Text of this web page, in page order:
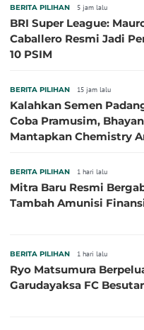
BERITA PILIHAN 5 jam lalu
BRI Super League:
Caballero Resmi Jadi
10 PSIM
BERITA PILIHAN 15 jam lalu
Kalahkan Semen
Coba Pramusim,
Mantapkan Chemistry
BERITA PILIHAN 1 hari lalu
Mitra Baru Resmi
Tambah Amunisi
BERITA PILIHAN 1 hari lalu
Ryo Matsumura
Garudayaksa FC